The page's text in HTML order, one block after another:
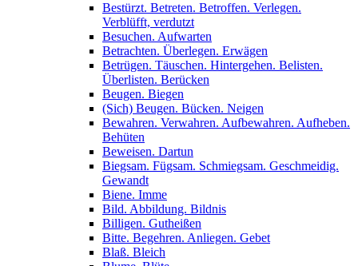
Bestürzt. Betreten. Betroffen. Verlegen.
Verblüfft, verdutzt
Besuchen. Aufwarten
Betrachten. Überlegen. Erwägen
Betrügen. Täuschen. Hintergehen. Belisten.
Überlisten. Berücken
Beugen. Biegen
(Sich) Beugen. Bücken. Neigen
Bewahren. Verwahren. Aufbewahren. Aufheben.
Behüten
Beweisen. Dartun
Biegsam. Fügsam. Schmiegsam. Geschmeidig.
Gewandt
Biene. Imme
Bild. Abbildung. Bildnis
Billigen. Gutheißen
Bitte. Begehren. Anliegen. Gebet
Blaß. Bleich